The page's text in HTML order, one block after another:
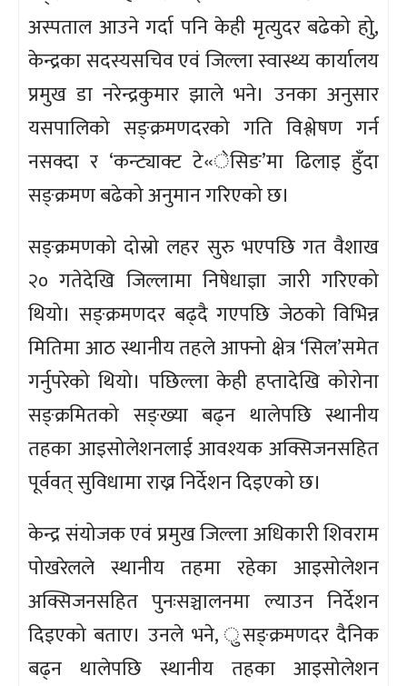
अस्पताल आउने गर्दा पनि केही मृत्युदर बढेको होु,
केन्द्रका सदस्यसचिव एवं जिल्ला स्वास्थ्य कार्यालय
प्रमुख डा नरेन्द्रकुमार झाले भने। उनका अनुसार
यसपालिको सङ्क्रमणदरको गति विश्लेषण गर्न
नसक्दा र ‘कन्ट्याक्ट टे«ेसिङ’मा ढिलाइ हुँदा
सङ्क्रमण बढेको अनुमान गरिएको छ।
सङ्क्रमणको दोस्रो लहर सुरु भएपछि गत वैशाख
२० गतेदेखि जिल्लामा निषेधाज्ञा जारी गरिएको
थियो। सङ्क्रमणदर बढ्दै गएपछि जेठको विभिन्न
मितिमा आठ स्थानीय तहले आफ्नो क्षेत्र ‘सिल’समेत
गर्नुपरेको थियो। पछिल्ला केही हप्तादेखि कोरोना
सङ्क्रमितको सङ्ख्या बढ्न थालेपछि स्थानीय
तहका आइसोलेशनलाई आवश्यक अक्सिजनसहित
पूर्ववत् सुविधामा राख्न निर्देशन दिइएको छ।
केन्द्र संयोजक एवं प्रमुख जिल्ला अधिकारी शिवराम
पोखरेलले स्थानीय तहमा रहेका आइसोलेशन
अक्सिजनसहित पुनःसञ्चालनमा ल्याउन निर्देशन
दिइएको बताए। उनले भने, ुसङ्क्रमणदर दैनिक
बढ्न थालेपछि स्थानीय तहका आइसोलेशन